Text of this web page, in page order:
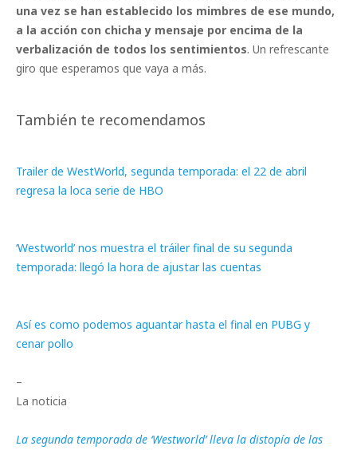
una vez se han establecido los mimbres de ese mundo,
a la acción con chicha y mensaje por encima de la
verbalización de todos los sentimientos. Un refrescante
giro que esperamos que vaya a más.
También te recomendamos
Trailer de WestWorld, segunda temporada: el 22 de abril
regresa la loca serie de HBO
‘Westworld’ nos muestra el tráiler final de su segunda
temporada: llegó la hora de ajustar las cuentas
Así es como podemos aguantar hasta el final en PUBG y
cenar pollo
–
La noticia
La segunda temporada de ‘Westworld’ lleva la distopía de las